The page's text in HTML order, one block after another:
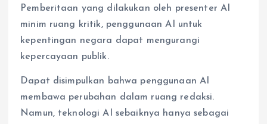
Pemberitaan yang dilakukan oleh presenter AI
minim ruang kritik, penggunaan AI untuk
kepentingan negara dapat mengurangi
kepercayaan publik.
Dapat disimpulkan bahwa penggunaan AI
membawa perubahan dalam ruang redaksi.
Namun, teknologi AI sebaiknya hanya sebagai